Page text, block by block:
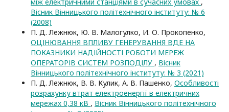
Вісник Вінницького політехнічного інституту: № 6
(2008)
П. Д. Лежнюк, Ю. В. Малогулко, И. О. Прокопенко,
ОЦІНЮВАННЯ ВПЛИВУ ГЕНЕРУВАННЯ ВДЕ НА
ПОКАЗНИКИ НАДІЙНОСТІ РОБОТИ МЕРЕЖ
ОПЕРАТОРІВ СИСТЕМ РОЗПОДІЛУ , Вісник
Вінницького політехнічного інституту: № 3 (2021)
П. Д. Лежнюк, В. В. Кулик, А. В. Пашенко, Особливості
розрахунку втрат електроенергії в електричних
мережах 0,38 кВ , Вісник Вінницького політехнічного